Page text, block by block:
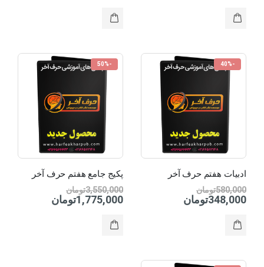
-40%
ادبیات هفتم حرف آخر
580,000تومان
348,000تومان
-50%
پکیج جامع هفتم حرف آخر
3,550,000تومان
1,775,000تومان